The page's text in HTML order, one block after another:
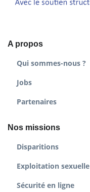
A propos
Qui sommes-nous ?
Jobs
Partenaires
Nos missions
Disparitions
Exploitation sexuelle
Sécurité en ligne